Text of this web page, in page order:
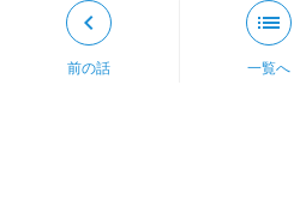
keyboard_arrow_left
前の話
list
一覧へ